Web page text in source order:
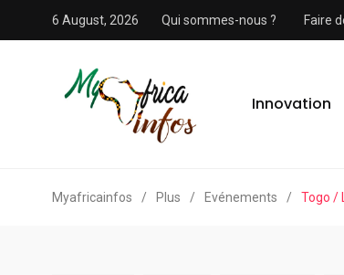
6 August, 2026 Qui sommes-nous ? Faire
Innovation
Myafricainfos / Plus / Evénements / Togo /